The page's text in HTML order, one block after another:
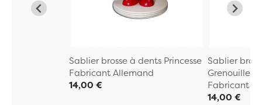
Sablier brosse à dents Princesse
Fabricant Allemand
14,00 €
Sablier
Grenouille
Fabricant
14,00 €